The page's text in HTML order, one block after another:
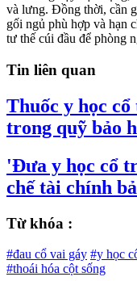
và lưng. Đồng thời, cần
gối ngủ phù hợp và hạn
tư thế cúi đầu để phòng
Tin liên quan
Thuốc y học
trong quỹ bảo
'Đưa y học cổ
chế tài chính
Từ khóa :
#đau cổ vai gáy #y học
#thoái hóa cột sống